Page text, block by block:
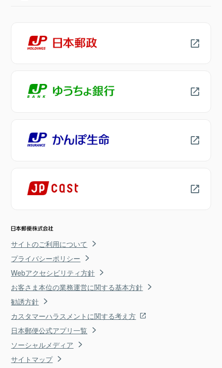
サイトのご利用について
プライバシーポリシー
Webアクセシビリティ方針
お客さま本位の業務運営に関する基本方針
勧誘方針
カスタマーハラスメントに関する考え方
日本郵便公式アプリ一覧
ソーシャルメディア
サイトマップ